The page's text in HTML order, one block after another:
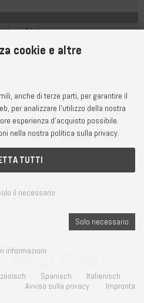
e Aiuto
prima, durante e dopo
aiutarvi se avete domande!
Diventa un fan della
Ispirazione, tendenze e cose nuove,
seguici e rimani aggiornato!
cookie e altre
anche di terze parti, per garantire il
per analizzare l'utilizzo della nostra
esperienza d'acquisto possibile.
nella nostra politica sulla privacy.
TUTTI
il necessario
Solo necessario
informazioni
Spanisch
Italienisch
Avviso sulla privacy
Impronta